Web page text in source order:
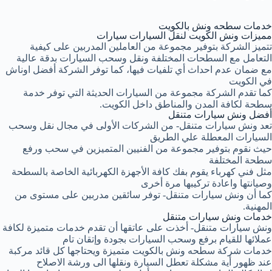
خدمات سطحه ونش بالكويت
مميزات ونش الكويت لنقل السيارات سيارات
تتميز الشركة بتوفير مجموعة من العاملين المدربين على كيفية
التعامل مع السطحات المختلفة ونقل وسحب السيارات بدقة عالية
مع ضمان عدم احداث أي تلفيات فيها، كما توفر الشركة أفضل اوناش
في الكويت
كما تقدم الشركة مجموعة من السيارات الحديثة التي توفر خدمة
سطحة لكافة المدن والمناطق داخل الكويت.
أفضل ونش سيارات متنقل
تعد ونش سيارات متنقل- من الشركات الأولى في مجال نقل وسحب
السيارات المعطلة علي الطريق
حيث نقوم بتوفير مجموعة من الفنيين المتميزين في سحب ورفع
سطحة المختلفة
مثل فني كهرباء يقوم بفك كافة الأجهزة الكهربائية الخاصة بالسطحة
وصيانتها واعادة تركيبها مرة أخرى
كما أن ونش سيارات متنقل- توفر سائقين مدربين على مستوى من
المهنية.
خدمات ونش سيارات متنقل
ونش سيارات متنقل- أخذت على عاتقها أن تقدم خدمات متميزة لكافة
عملائها للقيام برفع وسحب السيارات بجودة وإتقان تام
خدمات شركة سطحه ونش بالكويت متميزة ويحتاجها كل قائد مركبة
عند ظهور أية مشكلة تعطل السيارة ونقلها الى ورشة الاصلاح